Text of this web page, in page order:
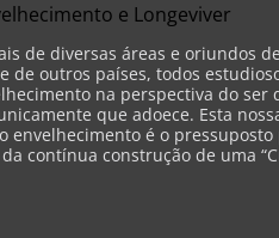
de diversas áreas e oriundos
de outros países, todos
na perspectiva do ser
que adoece. Esta
envelhecimento é o pressuposto
contínua construção de uma